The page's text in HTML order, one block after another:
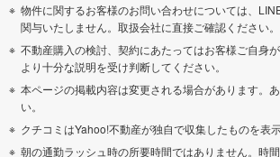
物件に関するお客様のお問い合わせについては、
関与いたしません。取扱会社に直接ご確認ください。
不動産購入の検討、契約にあたってはお客様ご自身
より十分な説明を受け判断してください。
本ページの掲載内容は変更される場合があります。
い。
クチコミはYahoo!不動産が独自で収集したものを表示
朝の通勤ラッシュ時の所要時間ではありません。時